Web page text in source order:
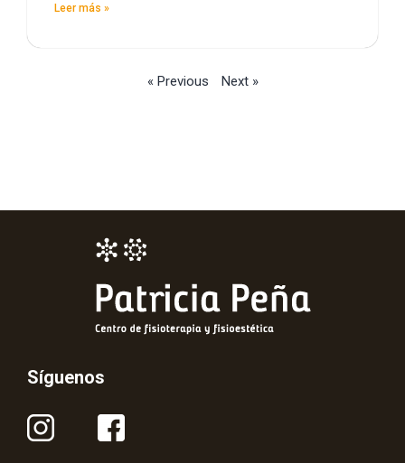
Leer más »
« Previous Next »
Síguenos